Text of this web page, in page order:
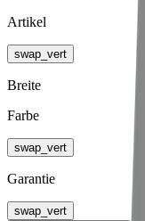
Artikel
swap_vert
Breite
Farbe
swap_vert
Garantie
swap_vert